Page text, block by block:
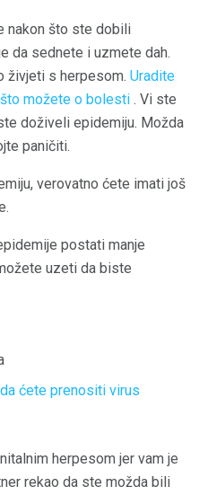
nakon što ste dobili
da sednete i uzmete dah.
živjeti s herpesom. Uradite
možete o bolesti . Vi ste
doživeli epidemiju. Možda
paničiti.
verovatno ćete imati još
postati manje
uzeti da biste
ćete prenositi virus
herpesom jer vam je
rekao da ste možda bili